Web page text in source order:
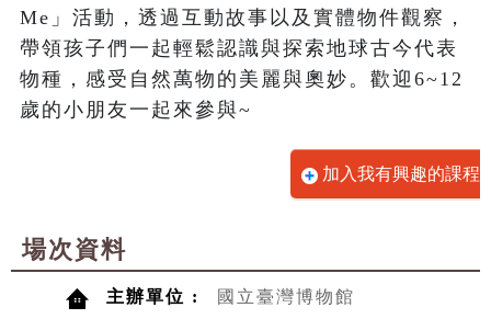
Me」活動，透過互動故事以及實體物件觀察，
帶領孩子們一起輕鬆認識與探索地球古今代表
物種，感受自然萬物的美麗與奧妙。歡迎6~12
歲的小朋友一起來參與~
加入我有興趣的課程
場次資料
主辦單位 : 國立臺灣博物館